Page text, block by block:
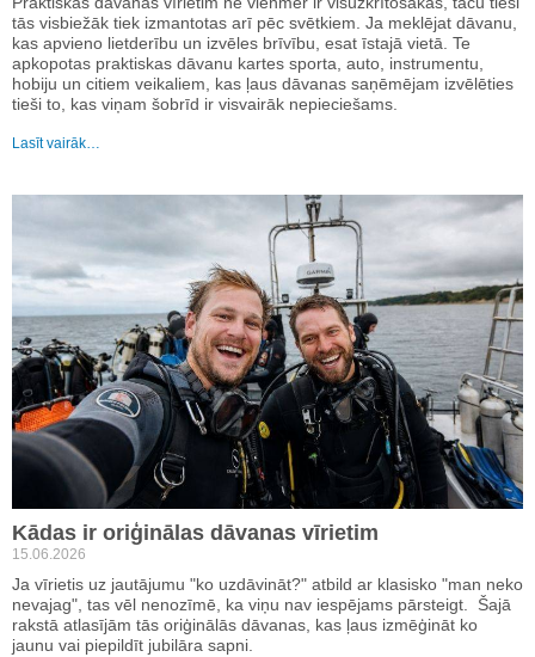
tās visbiežāk tiek izmantotas arī pēc svētkiem. Ja meklējat dāvanu,
kas apvieno lietderību un izvēles brīvību, esat īstajā vietā. Te
apkopotas praktiskas dāvanu kartes sporta, auto, instrumentu,
hobiju un citiem veikaliem, kas ļaus dāvanas saņēmējam izvēlēties
tieši to, kas viņam šobrīd ir visvairāk nepieciešams.
Lasīt vairāk…
Kādas ir oriģinālas dāvanas vīrietim
15.06.2026
Ja vīrietis uz jautājumu "ko uzdāvināt?" atbild ar klasisko "man neko
nevajag", tas vēl nenozīmē, ka viņu nav iespējams pārsteigt. Šajā
rakstā atlasījām tās oriģinālās dāvanas, kas ļaus izmēģināt ko
jaunu vai piepildīt jubilāra sapni.